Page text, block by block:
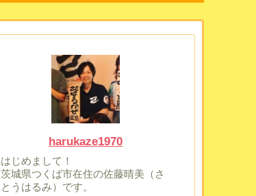
harukaze1970
はじめまして！
茨城県つくば市在住の佐藤晴美（さ
とうはるみ）です。